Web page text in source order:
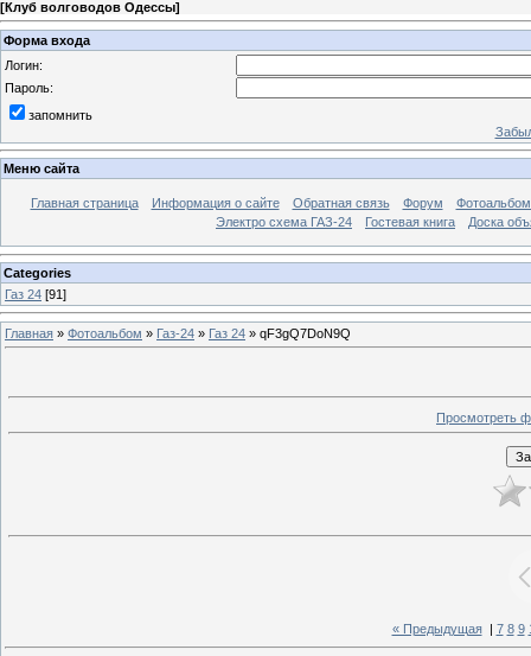
[Клуб волговодов Одессы]
Форма входа
Логин:
Пароль:
запомнить
Меню сайта
Главная страница Информация о сайте Обратная связь Форум
Электро схема ГАЗ-24
Гостевая книга Доска
Categories
Газ 24 [91]
Главная » Фотоальбом » Газ-24 » Газ 24 » qF3gQ7DoN9Q
Просмотреть
« Предыдущая| 7 8 9